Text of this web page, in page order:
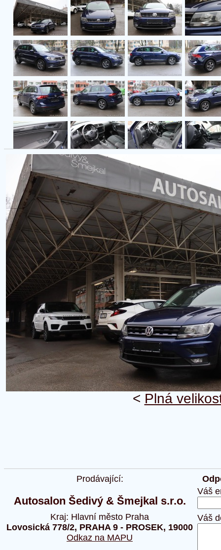
< Plná
Prodávající:
Autosalon Šedivý & Šmejkal s.r.o.
Kraj: Hlavní město Praha
Lovosická 778/2, PRAHA 9 - PROSEK, 19000
Odkaz na MAPU
Váš
Váš